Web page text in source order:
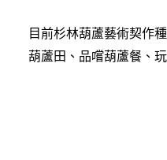
目前杉林葫蘆藝術契作
葫蘆田、品嚐葫蘆餐、